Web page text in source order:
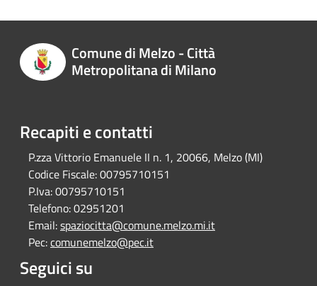
Comune di Melzo - Città
Metropolitana di Milano
Recapiti e contatti
P.zza Vittorio Emanuele II n. 1, 20066, Melzo (MI)
Codice Fiscale:00795710151
P.Iva:00795710151
Telefono:02951201
Email:spaziocitta@comune.melzo.mi.it
Pec:comunemelzo@pec.it
Seguici su